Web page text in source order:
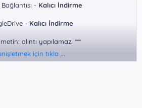
- Kalıcı İndirme
- Kalıcı İndirme
alıntı yapılamaz. ***
için tıkla ...